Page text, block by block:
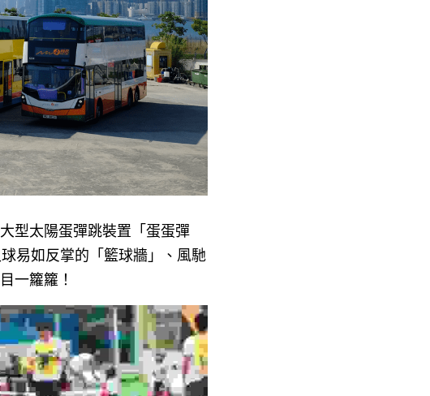
型太陽蛋彈跳裝置「蛋蛋彈
易如反掌的「籃球牆」、風馳
一籮籮！